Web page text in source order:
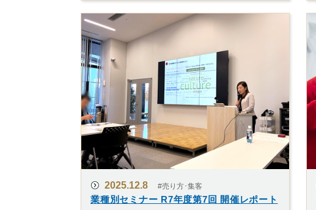
2025.12.8 #売り方･集客
業種別セミナー R7年度第7回 開催レポート